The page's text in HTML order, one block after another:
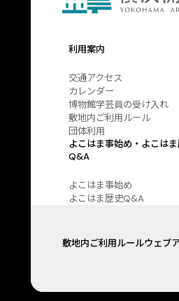
利用案内
交通アクセス
カレンダー
博物館学芸員の受け入れ
敷地内ご利用ルール
団体利用
よこはま事始め・よこは
Q&A
よこはま事始め
よこはま歴史Q&A
敷地内ご利用ルールウェブ